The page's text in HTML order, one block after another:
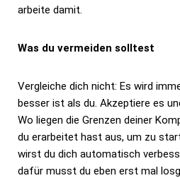
arbeite damit.
Was du vermeiden solltest
Vergleiche dich nicht: Es wird
besser ist als du. Akzeptiere es
Wo liegen die Grenzen deiner
du erarbeitet hast aus, um zu
wirst du dich automatisch
dafür musst du eben erst mal